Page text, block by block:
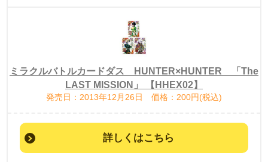
ミラクルバトルカードダス HUNTER×HUNTER 「The
LAST MISSION」 【HHEX02】
発売日：2013年12月26日 価格：200円(税込)
詳しくはこちら